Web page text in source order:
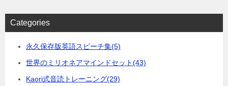
Categories
永久保存版英語スピーチ集(5)
世界のミリオネアマインドセット(43)
Kaori式音読トレーニング(29)